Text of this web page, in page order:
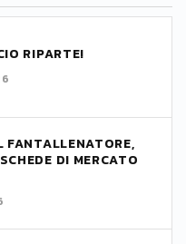
RIPARTE!
FANTALLENATORE,
DI MERCATO